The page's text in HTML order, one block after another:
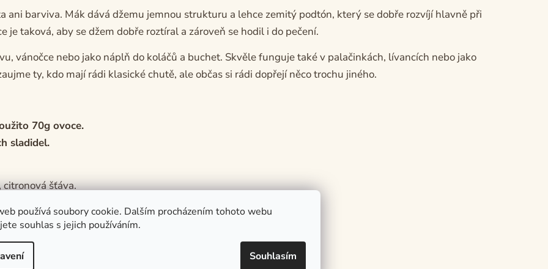
používá soubory cookie. Dalším procházením tohoto webu
souhlas s jejich používáním.
Souhlasím
ani barviva. Mák dává džemu jemnou strukturu a lehce zemitý podtón, který se dobře rozvíjí hlavně při
je taková, aby se džem dobře roztíral a zároveň se hodil i do pečení.
vánočce nebo jako náplň do koláčů a buchet. Skvěle funguje také v palačinkách, lívancích nebo jako
ty, kdo mají rádi klasické chutě, ale občas si rádi dopřejí něco trochu jiného.
70g ovoce.
sladidel.
šťáva.
záření.